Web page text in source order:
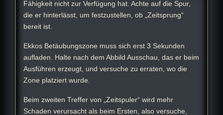
Fähigkeit nicht zur Verfügung hat. Achte auf die Spur,
die er hinterlässt, um festzustellen, ob „Zeitsprung“
bereit ist.
Ekkos Betäubungszone muss sich erst 3 Sekunden
aufladen. Halte nach dem Abbild Ausschau, das er beim
Ausführen erzeugt, und versuche zu erraten, wo die
Zone platziert wurde.
Beim zweiten Treffer von „Zeitspuler“ wird mehr
Schaden verursacht als beim Ersten, also versuche,